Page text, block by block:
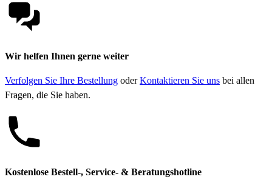
Wir helfen Ihnen gerne weiter
Verfolgen Sie Ihre Bestellung oderKontaktieren Sie uns bei allen
Fragen, die Sie haben.
Kostenlose Bestell-, Service- & Beratungshotline